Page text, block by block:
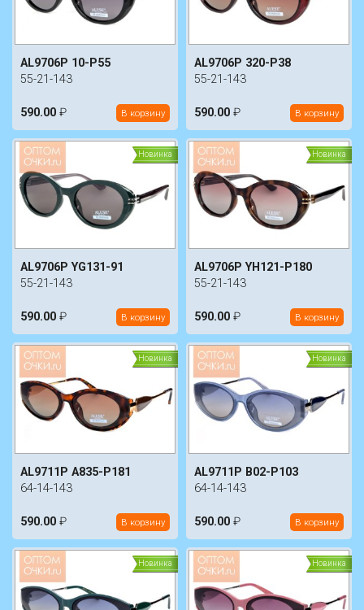
AL9706P 10-P55
55-21-143
590.00 ₽ В корзину
AL9706P 320-P38
55-21-143
590.00 ₽ В корзину
Новинка
AL9706P YG131-91
55-21-143
590.00 ₽ В корзину
Новинка
AL9706P YH121-P180
55-21-143
590.00 ₽ В корзину
Новинка
AL9711P A835-P181
64-14-143
590.00 ₽ В корзину
Новинка
AL9711P B02-P103
64-14-143
590.00 ₽ В корзину
Новинка Новинка